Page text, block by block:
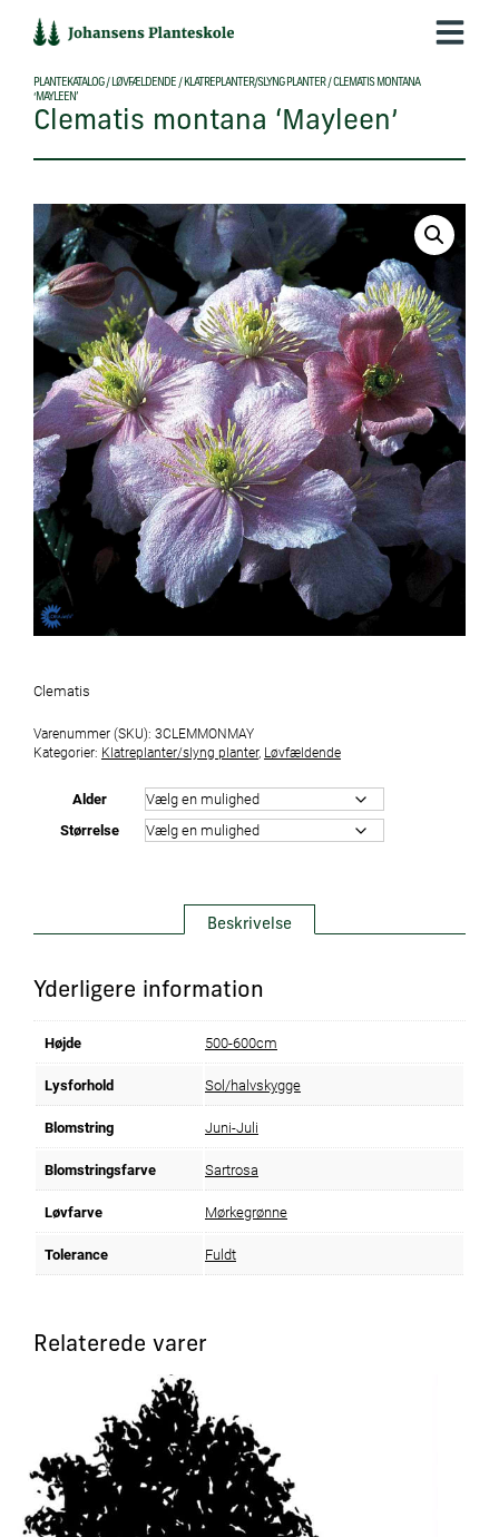
indholdet
PLANTEKATALOG/ LØVFÆLDENDE / KLATREPLANTER/SLYNG PLANTER/ CLEMATIS MONTANA
‘MAYLEEN’
Clematis montana ‘Mayleen’
Clematis
Varenummer (SKU): 3CLEMMONMAY
Kategorier: Klatreplanter/slyng planter, Løvfældende
Alder
Størrelse
Beskrivelse
Yderligere information
Højde 500-600cm
Lysforhold Sol/halvskygge
Blomstring Juni-Juli
Blomstringsfarve Sartrosa
Løvfarve Mørkegrønne
Tolerance Fuldt
Relaterede varer